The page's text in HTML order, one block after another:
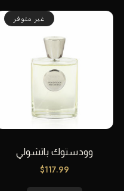
غير متوفر
وودستوك باتشولي
$117.99